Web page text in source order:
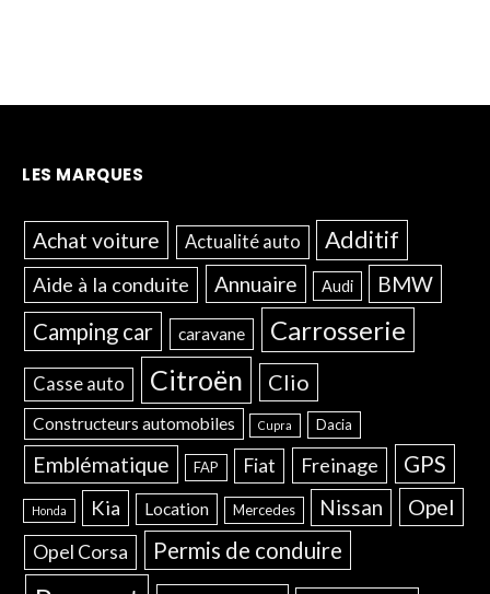
LES MARQUES
Achat voiture Actualité auto Additif
Aide à la conduite Annuaire Audi BMW
Camping car caravane Carrosserie
Casse auto Citroën Clio
Constructeurs automobiles Cupra Dacia
Emblématique FAP Fiat Freinage GPS
Honda Kia Location Mercedes Nissan Opel
Opel Corsa Permis de conduire